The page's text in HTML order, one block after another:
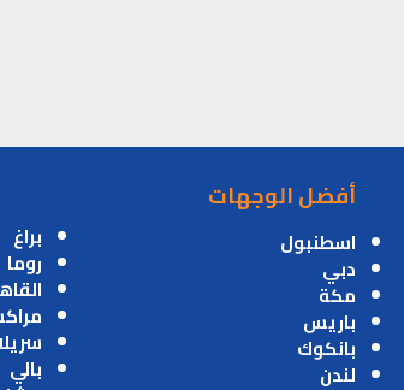
أفضل الوجهات
اسطنبول
دبي
مكة
باريس
بانكوك
لندن
براغ
روما
بالي